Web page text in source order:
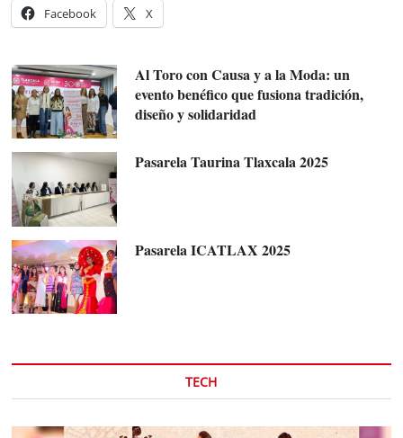
Facebook X
Al Toro con Causa y a la Moda: un
evento benéfico que fusiona tradición,
diseño y solidaridad
Pasarela Taurina Tlaxcala 2025
Pasarela ICATLAX 2025
TECH